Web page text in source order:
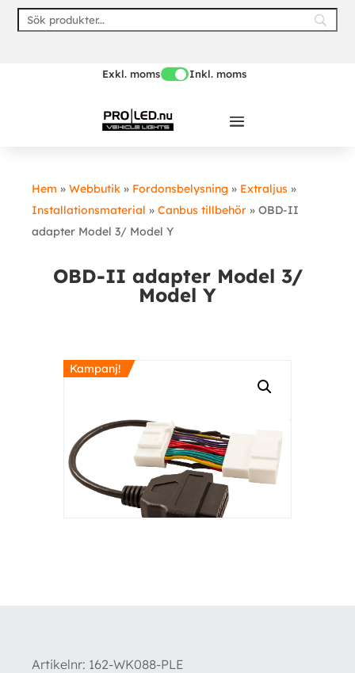
Skip
Exkl. moms Inkl. moms
Hem » Webbutik » Fordonsbelysning » Extraljus »
Installationsmaterial » Canbus tillbehör » OBD-II
adapter Model 3/ Model Y
OBD-II adapter Model 3/
Model Y
Kampanj!
Artikelnr: 162-WK088-PLE